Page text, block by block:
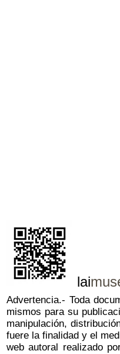
lai
Advertencia.- Toda
mismos para su
manipulación,
fuere la finalidad y el
web autoral realizado